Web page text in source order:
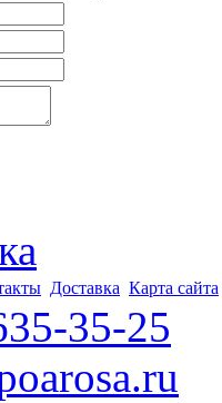
Доставка Карта сайта
35-25